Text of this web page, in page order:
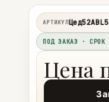
АРТИКУЛЦед52АВL5
ПОД ЗАКАЗ · СРОК
Цена